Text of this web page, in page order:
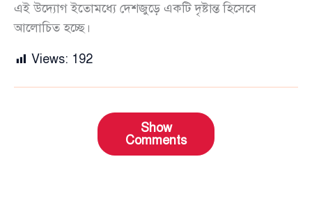
এই উদ্যোগ ইতোমধ্যে দেশজুড়ে একটি দৃষ্টান্ত হিসেবে
আলোচিত হচ্ছে।
Views: 192
Show
Comments